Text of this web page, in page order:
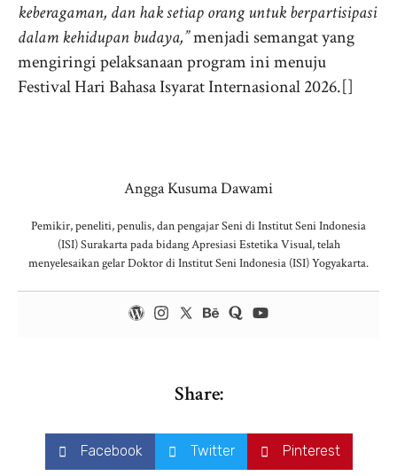
keberagaman, dan hak setiap orang untuk berpartisipasi
dalam kehidupan budaya,”menjadi semangat yang
mengiringi pelaksanaan program ini menuju
Festival Hari Bahasa Isyarat Internasional 2026.[]
Angga Kusuma Dawami
Pemikir, peneliti, penulis, dan pengajar Seni di Institut Seni Indonesia
(ISI) Surakarta pada bidang Apresiasi Estetika Visual, telah
menyelesaikan gelar Doktor di Institut Seni Indonesia (ISI) Yogyakarta.
Share:
Facebook Twitter Pinterest